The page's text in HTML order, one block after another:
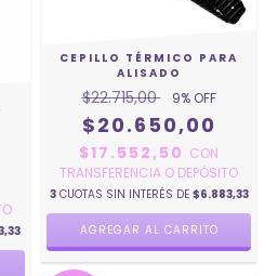
CEPILLO TÉRMICO PARA
ALISADO
$22.715,00 9% OFF
$20.650,00
$17.552,50 CON
TRANSFERENCIA O DEPÓSITO
3 CUOTAS SIN INTERÉS DE $6.883,33